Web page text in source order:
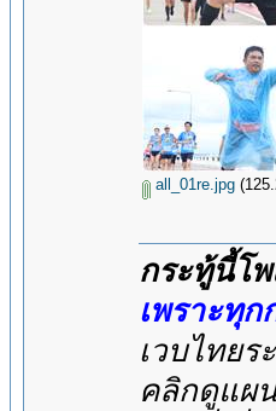
all_01re.jpg
กระทู้นี้โ
เพราะทุ
เวบไทย
คลิกดูแผ